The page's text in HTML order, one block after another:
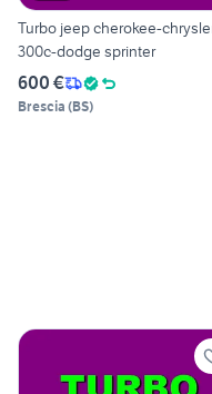
Turbo jeep cherokee-
300c-dodge sprinter
600 €
Brescia (BS)